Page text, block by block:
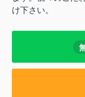
け下さい。